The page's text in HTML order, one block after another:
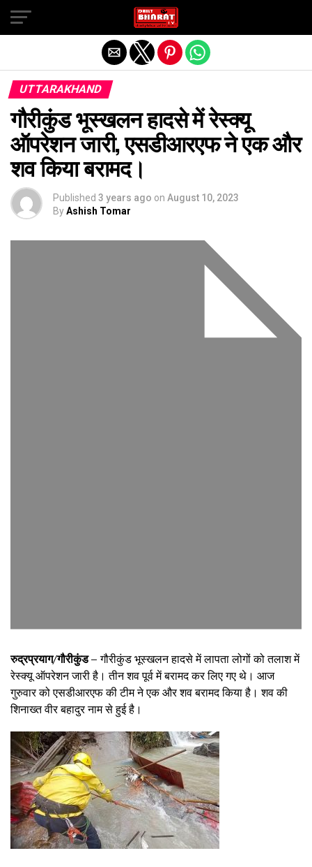
UTTARAKHAND
गौरीकुंड भूस्खलन हादसे में रेस्क्यू
ऑपरेशन जारी, एसडीआरएफ ने एक और
शव किया बरामद।
Published 3 years ago on August 10, 2023
ByAshish Tomar
रुद्रप्रयाग/गौरीकुंड –गौरीकुंड भूस्खलन हादसे में लापता लोगों को तलाश में
रेस्क्यू ऑपरेशन जारी है। तीन शव पूर्व में बरामद कर लिए गए थे। आज
गुरुवार को एसडीआरएफ की टीम ने एक और शव बरामद किया है। शव की
शिनाख्त वीर बहादुर नाम से हुई है।
Exit mobile version